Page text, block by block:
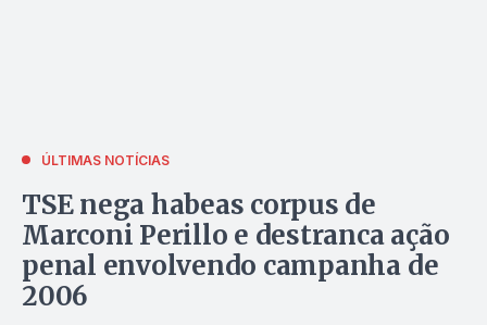
ÚLTIMAS NOTÍCIAS
TSE nega habeas corpus de
Marconi Perillo e destranca ação
penal envolvendo campanha de
2006